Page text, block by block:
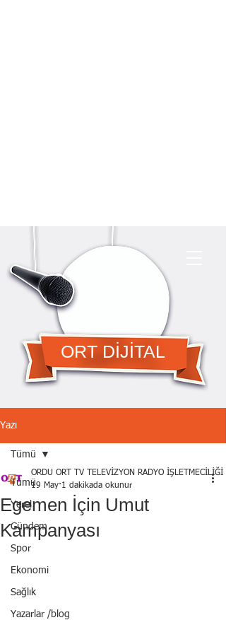
ORT DİJİTAL
Yazı
Tümü
Yerel
Gündem
Spor
Ekonomi
Sağlık
Yazarlar /blog
Tümü
Egemen İçin Umut
Kampanyası
ORDU ORT TV TELEVİZYON RADYO İŞLETMECİLİĞİ
19 May 1 dakikada okunur